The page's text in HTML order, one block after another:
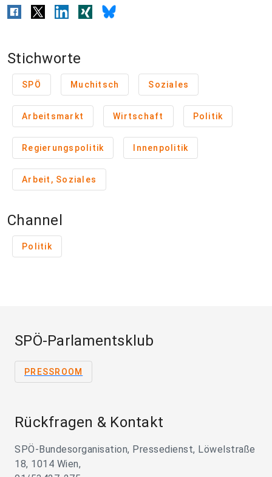
Stichworte
SPÖ Muchitsch Soziales
Arbeitsmarkt Wirtschaft Politik
Regierungspolitik Innenpolitik
Arbeit, Soziales
Channel
Politik
SPÖ-Parlamentsklub
PRESSROOM
Rückfragen & Kontakt
SPÖ-Bundesorganisation, Pressedienst, Löwelstraße
18, 1014 Wien,